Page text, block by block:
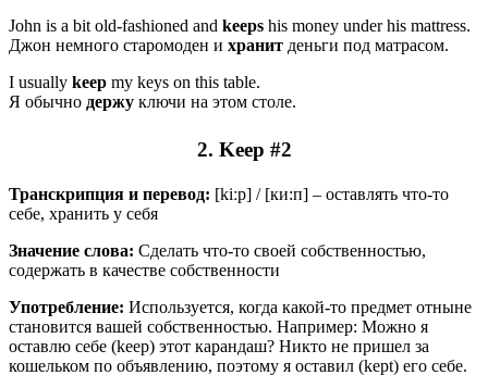
John is a bit old-fashioned and keeps his money under his mattress.
Джон немного старомоден и хранит деньги под матрасом.
I usually keep my keys on this table.
Я обычно держу ключи на этом столе.
2. Keep #2
Транскрипция и перевод: [kiːp] / [ки:п] – оставлять что-то
себе, хранить у себя
Значение слова: Сделать что-то своей собственностью,
содержать в качестве собственности
Употребление: Используется, когда какой-то предмет отныне
становится вашей собственностью. Например: Можно я
оставлю себе (keep) этот карандаш? Никто не пришел за
кошельком по объявлению, поэтому я оставил (kept) его себе.